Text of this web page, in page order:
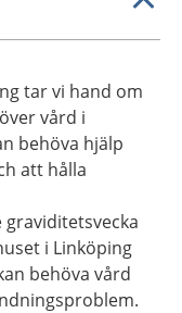
tar vi hand om
vård i
behöva hjälp
att hålla
i Linköping
behöva vård